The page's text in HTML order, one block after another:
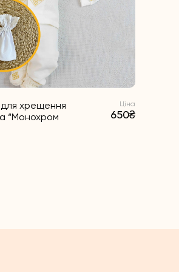
хрещення
“Монохром
Ціна
650₴